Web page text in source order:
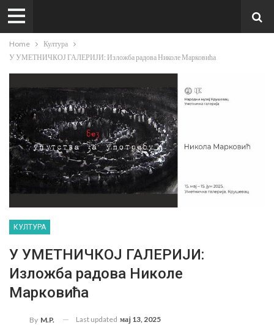
Home
Култура
У УМЕТНИЧКОЈ ГАЛЕРИЈИ: Изложба радова Николе Марковића
КУЛТУРА
У УМЕТНИЧКОЈ ГАЛЕРИЈИ:
Изложба радова Николе
Марковића
By M.P. Last updated мај 13, 2025